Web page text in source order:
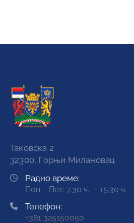
Таковска 2
32300, Горњи Милановац
Радно време:
Пон – Пет: 7.30 ч. – 15.30 ч.
Телефон:
+381 325150050